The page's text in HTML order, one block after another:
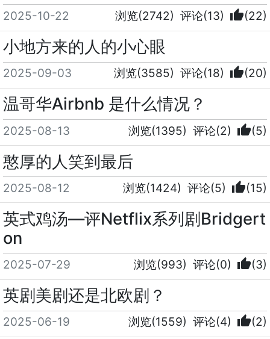
2025-10-22 浏览(2742) 评论(13) thumb_up(22)
小地方来的人的小心眼
2025-09-03 浏览(3585) 评论(18) thumb_up(20)
温哥华Airbnb 是什么情况？
2025-08-13 浏览(1395) 评论(2) thumb_up(5)
憨厚的人笑到最后
2025-08-12 浏览(1424) 评论(5) thumb_up(15)
英式鸡汤—评Netflix系列剧Bridgert
on
2025-07-29 浏览(993) 评论(0) thumb_up(3)
英剧美剧还是北欧剧？
2025-06-19 浏览(1559) 评论(4) thumb_up(2)